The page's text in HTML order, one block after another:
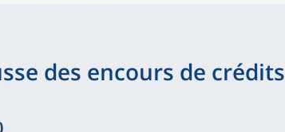
des encours de crédits